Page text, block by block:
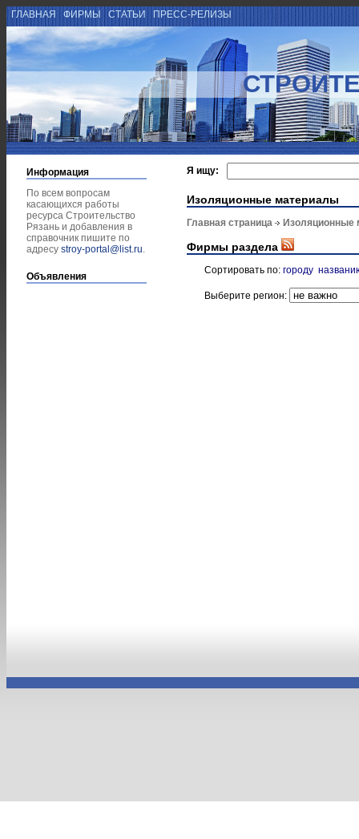
ГЛАВНАЯ ФИРМЫ СТАТЬИ ПРЕСС-РЕЛИЗЫ
Информация
По всем вопросам
касающихся работы
ресурса Строительство
Рязань и добавления в
справочник пишите по
адресу stroy-portal@list.ru.
Объявления
Я ищу:
Изоляционные материалы
Главная страница Изоляционные
Фирмы раздела
Сортировать по: городу
Выберите регион: